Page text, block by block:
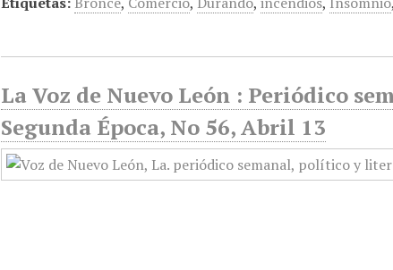
La Voz de Nuevo León : Periódico
Segunda Época, No 56, Abril 13